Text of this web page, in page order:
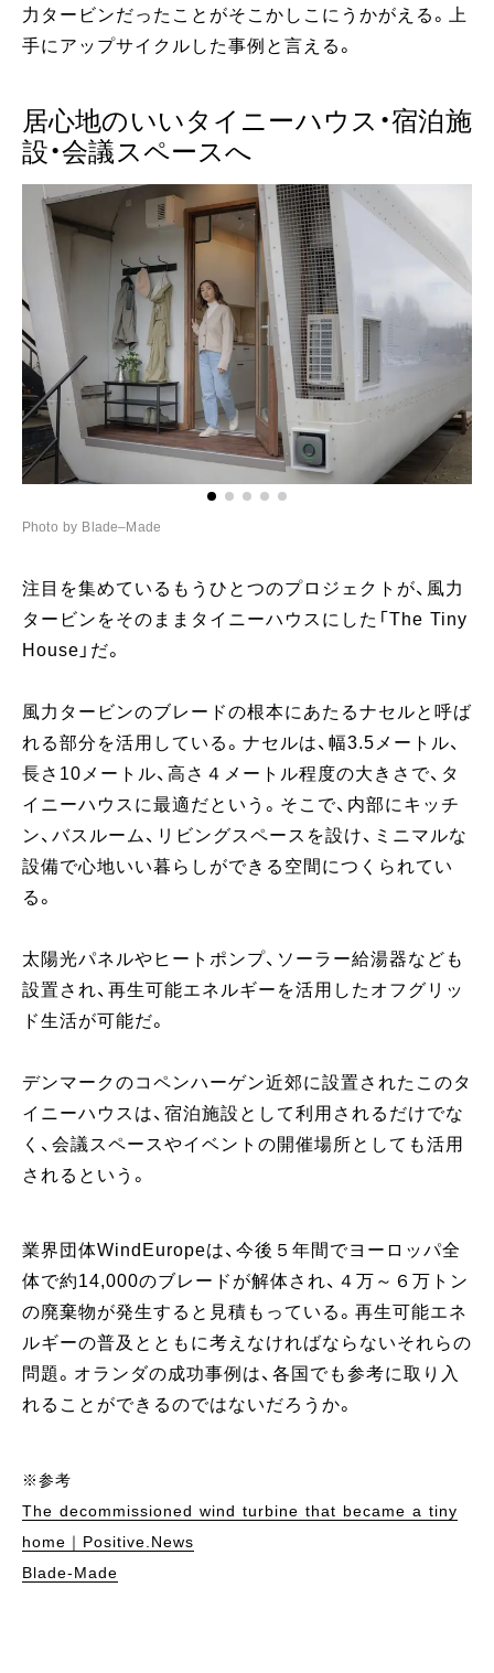
力タービンだったことがそこかしこにうかがえる。上
手にアップサイクルした事例と言える。
居心地のいいタイニーハウス・宿泊施
設・会議スペースへ
Photo by Blade–Made
注目を集めているもうひとつのプロジェクトが、風力
タービンをそのままタイニーハウスにした「The Tiny
House」だ。
風力タービンのブレードの根本にあたるナセルと呼ば
れる部分を活用している。ナセルは、幅3.5メートル、
長さ10メートル、高さ４メートル程度の大きさで、タ
イニーハウスに最適だという。そこで、内部にキッチ
ン、バスルーム、リビングスペースを設け、ミニマルな
設備で心地いい暮らしができる空間につくられてい
る。
太陽光パネルやヒートポンプ、ソーラー給湯器なども
設置され、再生可能エネルギーを活用したオフグリッ
ド生活が可能だ。
デンマークのコペンハーゲン近郊に設置されたこのタ
イニーハウスは、宿泊施設として利用されるだけでな
く、会議スペースやイベントの開催場所としても活用
されるという。
業界団体WindEuropeは、今後５年間でヨーロッパ全
体で約14,000のブレードが解体され、４万～６万トン
の廃棄物が発生すると見積もっている。再生可能エネ
ルギーの普及とともに考えなければならないそれらの
問題。オランダの成功事例は、各国でも参考に取り入
れることができるのではないだろうか。
※参考
The decommissioned wind turbine that became a tiny
home｜Positive.News
Blade-Made